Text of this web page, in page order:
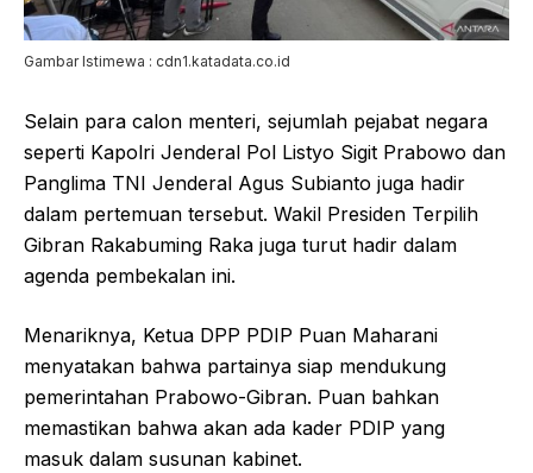
Gambar Istimewa : cdn1.katadata.co.id
Selain para calon menteri, sejumlah pejabat negara
seperti Kapolri Jenderal Pol Listyo Sigit Prabowo dan
Panglima TNI Jenderal Agus Subianto juga hadir
dalam pertemuan tersebut. Wakil Presiden Terpilih
Gibran Rakabuming Raka juga turut hadir dalam
agenda pembekalan ini.
Menariknya, Ketua DPP PDIP Puan Maharani
menyatakan bahwa partainya siap mendukung
pemerintahan Prabowo-Gibran. Puan bahkan
memastikan bahwa akan ada kader PDIP yang
masuk dalam susunan kabinet.